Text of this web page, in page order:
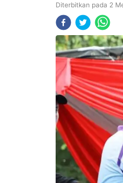
Diterbitkan pada 2